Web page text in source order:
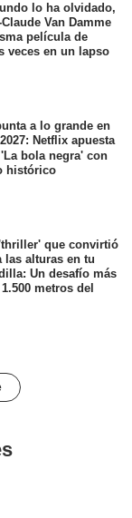
lo ha olvidado,
Van Damme
película de
veces en un lapso
a lo grande en
Netflix apuesta
bola negra' con
histórico
que convirtió
las alturas en tu
Un desafío más
metros del